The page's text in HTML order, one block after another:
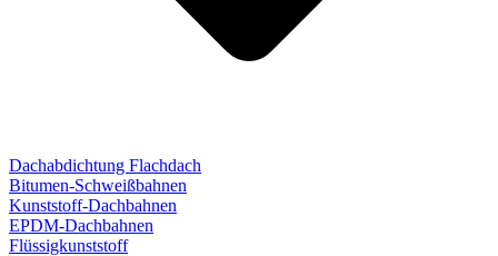
Dachabdichtung Flachdach
Bitumen-Schweißbahnen
Kunststoff-Dachbahnen
EPDM-Dachbahnen
Flüssigkunststoff